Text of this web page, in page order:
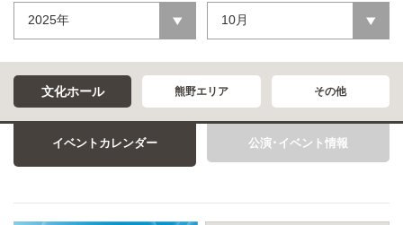
2025年 10月
文化ホール 熊野エリア その他
イベントカレンダー 公演･イベント情報